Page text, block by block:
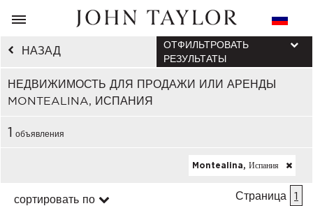
НАЗАД
НЕДВИЖИМОСТЬ ДЛЯ ПРОДАЖИ ИЛИ АРЕНДЫ
MONTEALINA, ИСПАНИЯ
ОТФИЛЬТРОВАТЬ
РЕЗУЛЬТАТЫ
1 объявления
Montealina, Испания
сортировать по Страница 1